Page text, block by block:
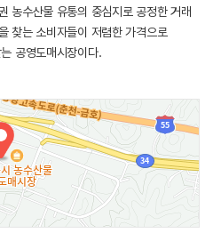
농수산물 유통의 중심지로 공정한 거래
찾는 소비자들이 저렴한 가격으로
공영도매시장이다.